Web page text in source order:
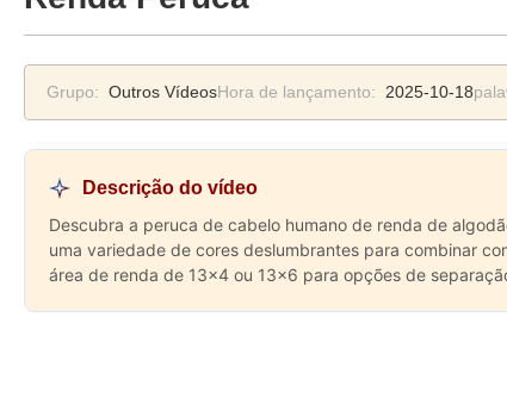
Grupo: Outros VídeosHora de lançamento: 2025-10-18
Descrição do vídeo
Descubra a peruca de cabelo humano de renda de
uma variedade de cores deslumbrantes para combinar
área de renda de 13x4 ou 13x6 para opções de